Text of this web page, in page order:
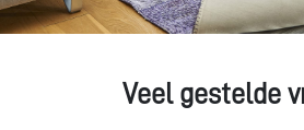
Veel gestelde